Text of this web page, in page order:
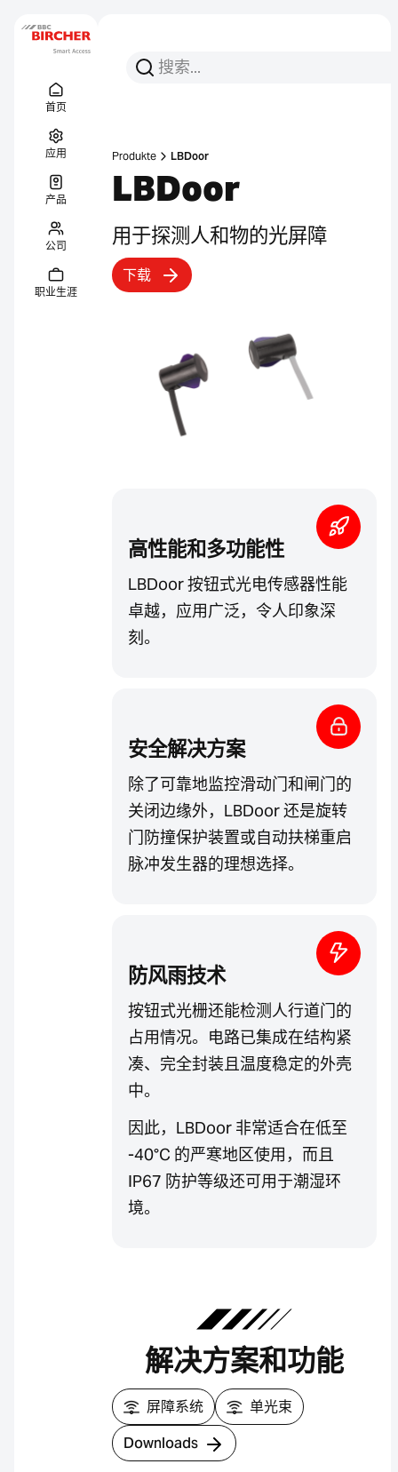
首页
应用
产品
公司
职业生涯
搜索
搜索
Produkte LBDoor
LBDoor
用于探测人和物的光屏障
下载
高性能和多功能性
LBDoor 按钮式光电传感器性能
卓越，应用广泛，令人印象深
刻。
安全解决方案
除了可靠地监控滑动门和闸门的
关闭边缘外，LBDoor 还是旋转
门防撞保护装置或自动扶梯重启
脉冲发生器的理想选择。
防风雨技术
按钮式光栅还能检测人行道门的
占用情况。电路已集成在结构紧
凑、完全封装且温度稳定的外壳
中。
因此，LBDoor 非常适合在低至
-40°C 的严寒地区使用，而且
IP67 防护等级还可用于潮湿环
境。
解决方案和功能
屏障系统
单光束
Downloads